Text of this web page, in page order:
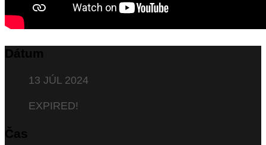
Dátum
13 JÚL 2024
EXPIRED!
Čas